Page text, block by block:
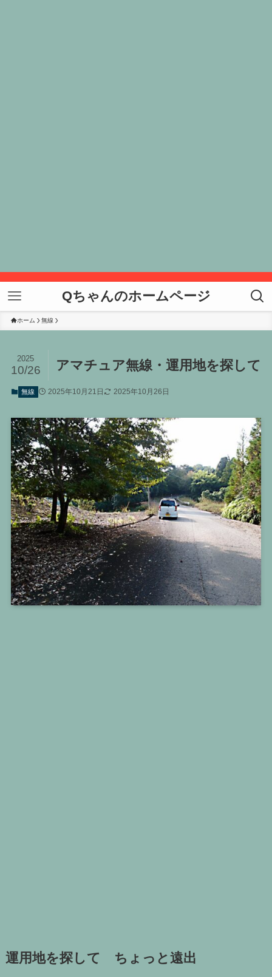
Qちゃんのホームページ
ホーム 無線
アマチュア無線・運用地を探して
2025
10/26
無線 2025年10月21日 2025年10月26日
運用地を探して ちょっと遠出